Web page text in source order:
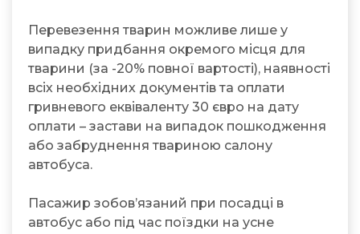
Перевезення тварин можливе лише у
випадку придбання окремого місця для
тварини (за -20% повної вартості), наявності
всіх необхідних документів та оплати
гривневого еквіваленту 30 євро на дату
оплати – застави на випадок пошкодження
або забруднення твариною салону
автобуса.
Пасажир зобов’язаний при посадці в
автобус або під час поїздки на усне